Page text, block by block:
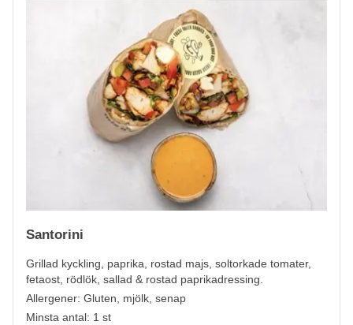
Santorini
Grillad kyckling, paprika, rostad majs, soltorkade tomater,
fetaost, rödlök, sallad & rostad paprikadressing.
Allergener: Gluten, mjölk, senap
Minsta antal: 1 st